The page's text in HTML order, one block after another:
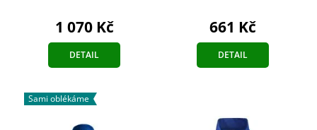
1 070 Kč
DETAIL
661 Kč
DETAIL
Sami oblékáme